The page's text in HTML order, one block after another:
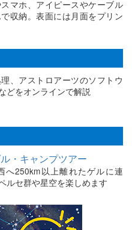
マホ、アイピースやケーブル
収納。表面には月面をプリン
、アストロアーツのソフトウ
どをオンラインで解説
・キャンプツアー
へ250km以上離れたゲルに連
ルセ群や星空を楽しめます